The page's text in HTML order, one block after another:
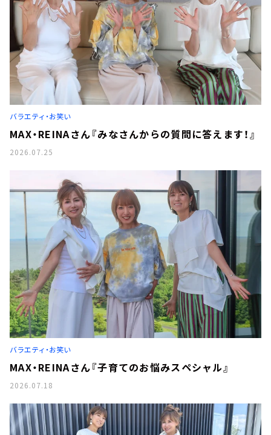
バラエティ・お笑い
MAX・REINAさん『みなさんからの質問に答えます！』
2026.07.25
バラエティ・お笑い
MAX・REINAさん『子育てのお悩みスペシャル』
2026.07.18